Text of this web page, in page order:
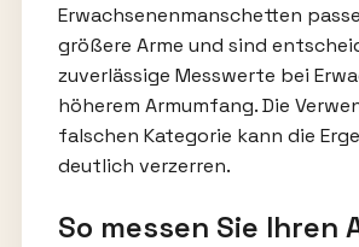
Erwachsenenmanschetten
größere Arme und sind
zuverlässige Messwerte bei
höherem Armumfang. Die
falschen Kategorie kann die
deutlich verzerren.
So messen Sie Ihren